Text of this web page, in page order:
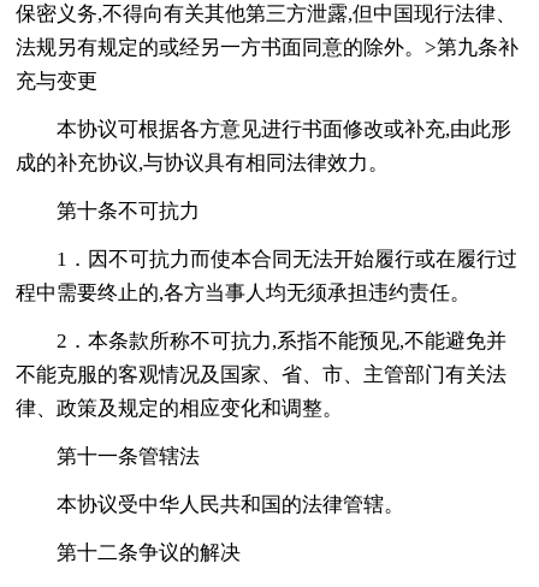
保密义务,不得向有关其他第三方泄露,但中国现行法律、
法规另有规定的或经另一方书面同意的除外。>第九条补
充与变更
本协议可根据各方意见进行书面修改或补充,由此形
成的补充协议,与协议具有相同法律效力。
第十条不可抗力
1．因不可抗力而使本合同无法开始履行或在履行过
程中需要终止的,各方当事人均无须承担违约责任。
2．本条款所称不可抗力,系指不能预见,不能避免并
不能克服的客观情况及国家、省、市、主管部门有关法
律、政策及规定的相应变化和调整。
第十一条管辖法
本协议受中华人民共和国的法律管辖。
第十二条争议的解决